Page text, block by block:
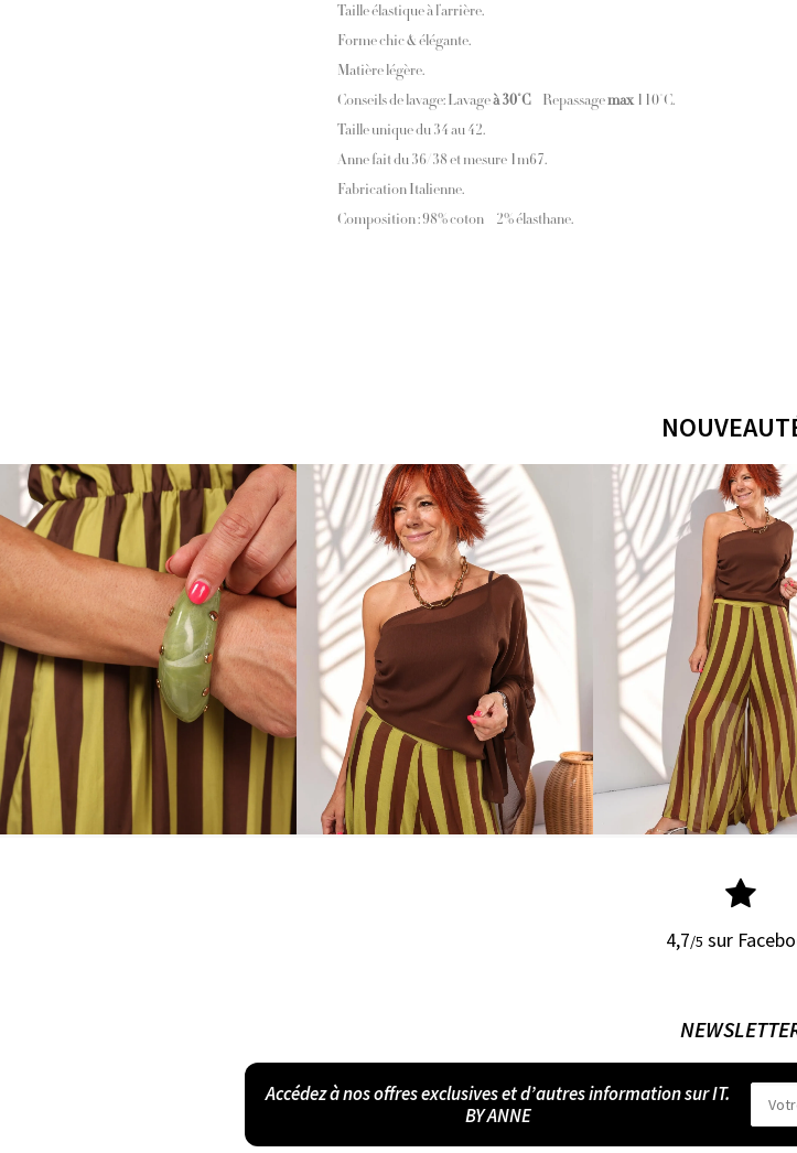
Taille élastique à l’arrière.
Forme chic & élégante.
Matière légère.
Conseils de lavage: Lavageà 30°C– Repassagemax110°C.
Taille unique du 34 au 42.
Anne fait du 36/38 et mesure 1m67.
Fabrication Italienne.
Composition : 98% coton – 2% élasthane.
4,7/5 sur
Accédez à nos offres exclusives et d’autres information sur IT.
BY ANNE